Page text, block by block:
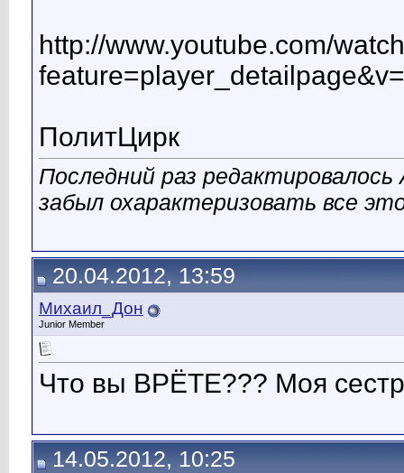
http://www.youtube.com/
ПолитЦирк
Последний раз
забыл охарактеризовать все
20.04.2012, 13:59
Михаил_Дон
Junior Member
Что вы ВРЁТЕ??? Моя
14.05.2012, 10:25